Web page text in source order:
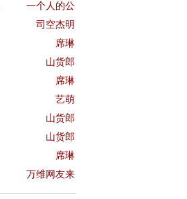
一个人的公
司空杰明
席琳
山货郎
席琳
艺萌
山货郎
山货郎
席琳
万维网友来